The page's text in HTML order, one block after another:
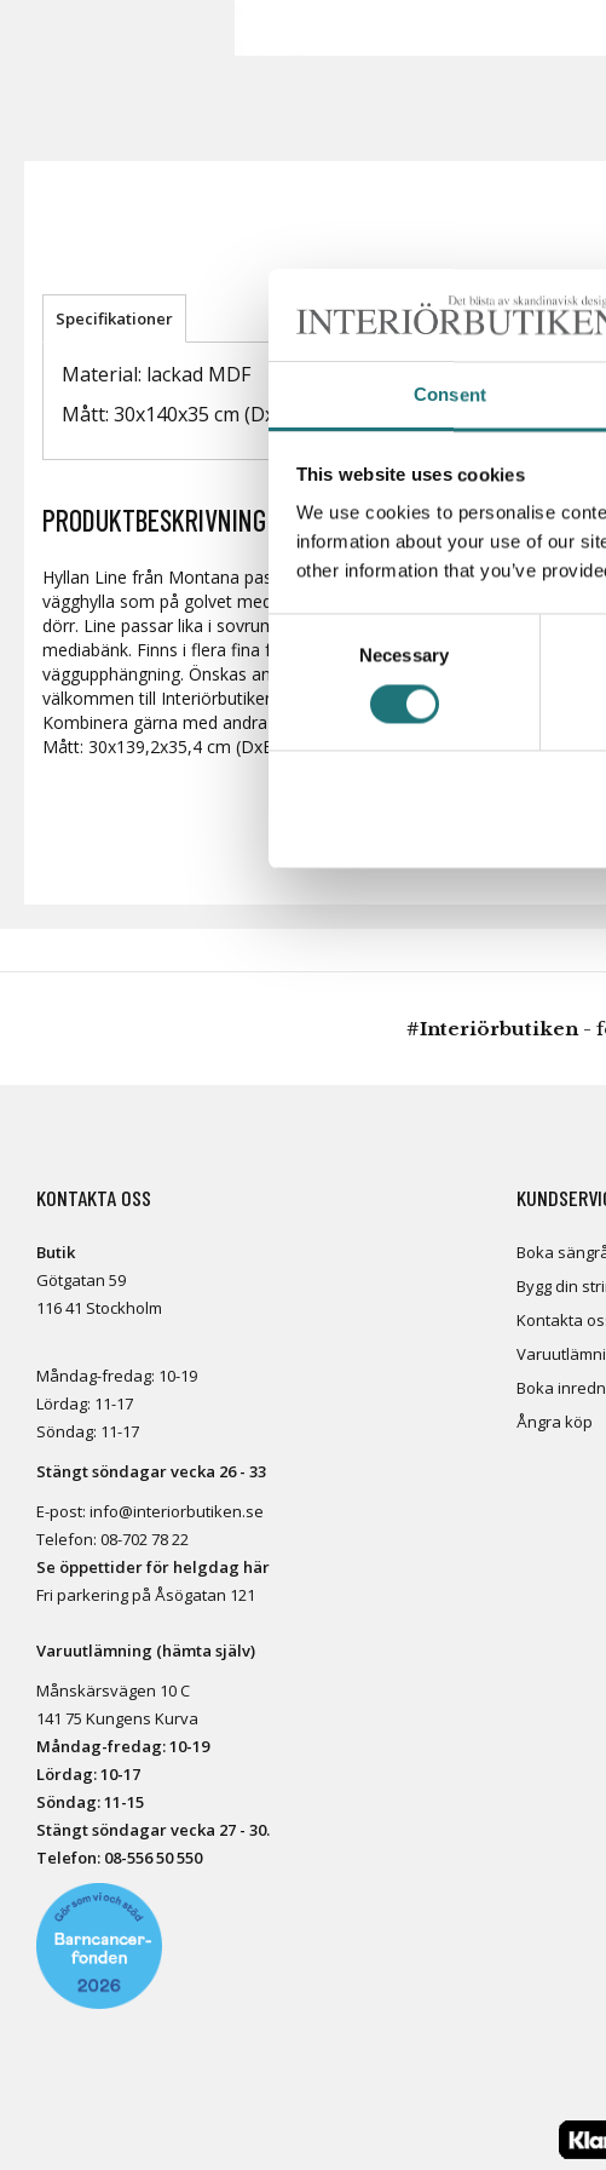
Consent
This website uses cookies
We use cookies to personalise
information about your use of our
other information that you’ve
Consent
Selection
Necessary
Specifikationer
Material: lackad MDF
Mått: 30x140x35 cm (DxBxH)
PRODUKTBESKRIVNING
Hyllan Line från Montana passar lika bra på väggen som en rymlig och
vägghylla som på golvet med ben eller sockel. Tre öppna hyllor och en
dörr. Line passar lika i sovrummet som i hallen eller vardagsrummet,
mediabänk. Finns i flera fina färger för enkelt köp online och levereras
väggupphängning. Önskas andra färger, sockel, ben eller andra
välkommen till Interiörbutiken på Götgatan för mer inspiration och råd.
Kombinera gärna med andra modeller i Montanas breda
Mått: 30x139,2x35,4 cm (DxBxH)
#Interiörbutiken-
KONTAKTA OSS
Butik
Götgatan 59
116 41 Stockholm
Måndag-fredag: 10-19
Lördag: 11-17
Söndag: 11-17
Stängt söndagar vecka 26 - 33
E-post: info@interiorbutiken.se
Telefon: 08-702 78 22
Se öppettider för helgdag här
Fri parkering på Åsögatan 121
Varuutlämning (hämta själv)
Månskärsvägen 10 C
141 75 Kungens Kurva
Måndag-fredag: 10-19
Lördag: 10-17
Söndag: 11-15
Stängt söndagar vecka 27 - 30.
Telefon: 08-556 50 550
Boka
Bygg din
Kontakta
Boka
Ångra köp